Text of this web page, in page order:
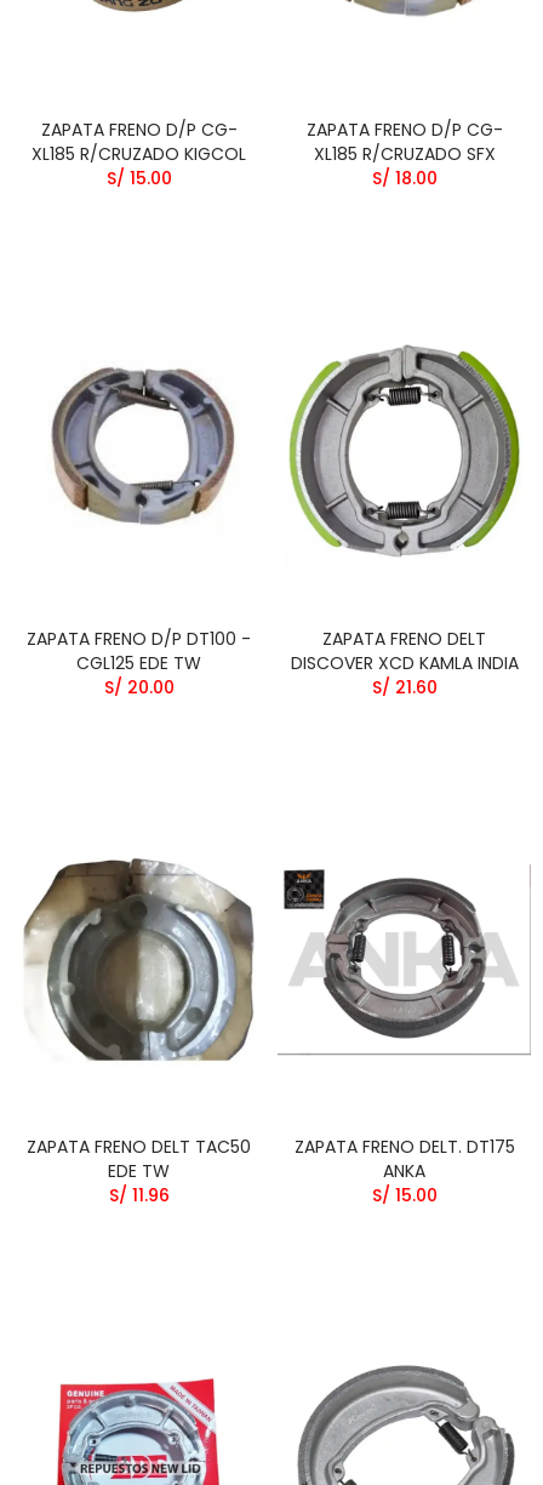
ZAPATA FRENO D/P CG-
XL185 R/CRUZADO KIGCOL
S/ 15.00
ZAPATA FRENO D/P CG-
XL185 R/CRUZADO SFX
S/ 18.00
ZAPATA FRENO D/P DT100 -
CGL125 EDE TW
S/ 20.00
ZAPATA FRENO DELT
DISCOVER XCD KAMLA INDIA
S/ 21.60
ZAPATA FRENO DELT TAC50
EDE TW
S/ 11.96
ZAPATA FRENO DELT. DT175
ANKA
S/ 15.00